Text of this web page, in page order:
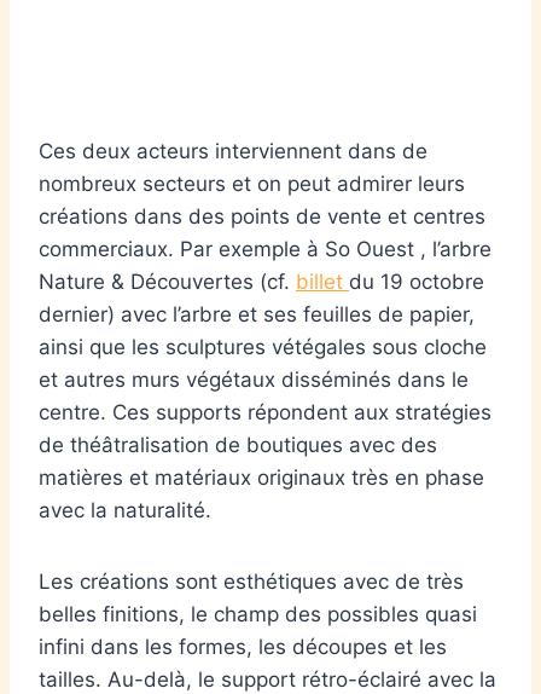
Ces deux acteurs interviennent dans de
nombreux secteurs et on peut admirer leurs
créations dans des points de vente et centres
commerciaux. Par exemple à So Ouest , l’arbre
Nature & Découvertes (cf. billet du 19 octobre
dernier) avec l’arbre et ses feuilles de papier,
ainsi que les sculptures vétégales sous cloche
et autres murs végétaux disséminés dans le
centre. Ces supports répondent aux stratégies
de théâtralisation de boutiques avec des
matières et matériaux originaux très en phase
avec la naturalité.
Les créations sont esthétiques avec de très
belles finitions, le champ des possibles quasi
infini dans les formes, les découpes et les
tailles. Au-delà, le support rétro-éclairé avec la